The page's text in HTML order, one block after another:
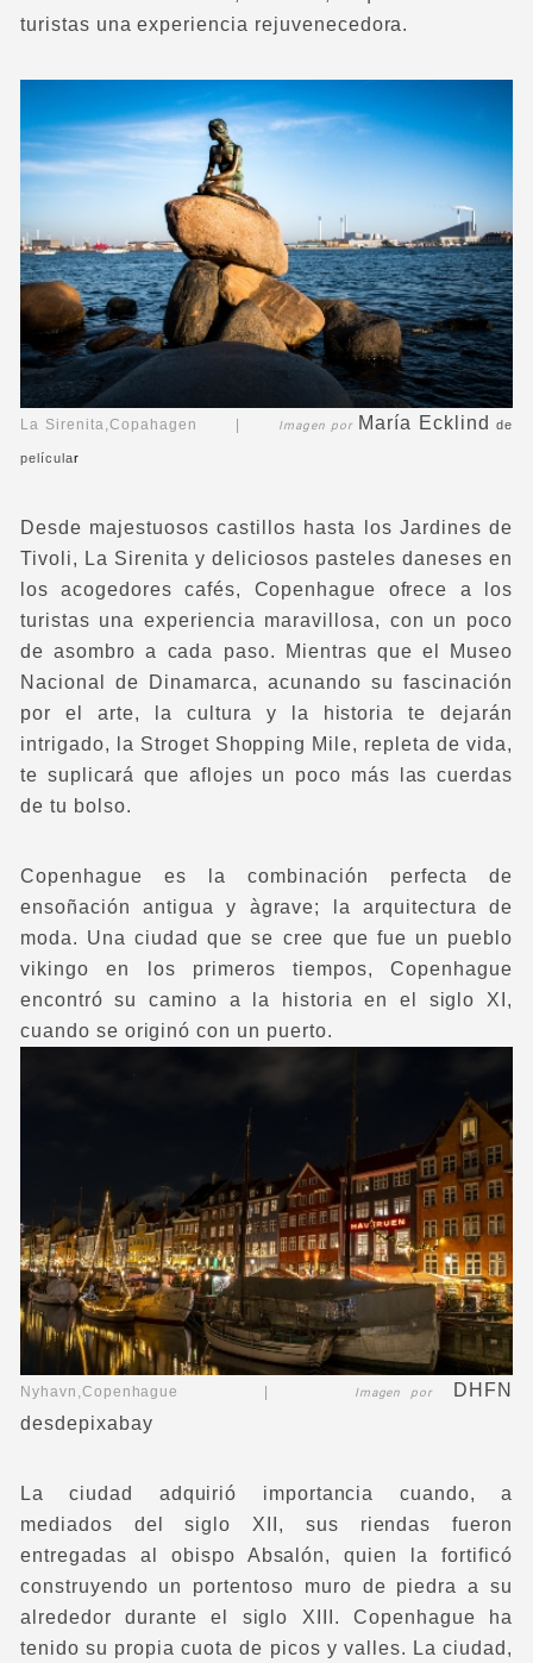
turistas una experiencia rejuvenecedora.
La Sirenita,Copahagen | Imagen por María Ecklind de
películar
Desde majestuosos castillos hasta los Jardines de
Tivoli, La Sirenita y deliciosos pasteles daneses en
los acogedores cafés, Copenhague ofrece a los
turistas una experiencia maravillosa, con un poco
de asombro a cada paso. Mientras que el Museo
Nacional de Dinamarca, acunando su fascinación
por el arte, la cultura y la historia te dejarán
intrigado, la Stroget Shopping Mile, repleta de vida,
te suplicará que aflojes un poco más las cuerdas
de tu bolso.
Copenhague es la combinación perfecta de
ensoñación antigua y àgrave; la arquitectura de
moda. Una ciudad que se cree que fue un pueblo
vikingo en los primeros tiempos, Copenhague
encontró su camino a la historia en el siglo XI,
cuando se originó con un puerto.
Nyhavn,Copenhague | Imagen por
DHFN
desdepixabay
La ciudad adquirió importancia cuando, a
mediados del siglo XII, sus riendas fueron
entregadas al obispo Absalón, quien la fortificó
construyendo un portentoso muro de piedra a su
alrededor durante el siglo XIII. Copenhague ha
tenido su propia cuota de picos y valles. La ciudad,